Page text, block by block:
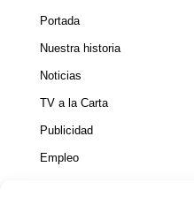
Portada
Nuestra historia
Noticias
TV a la Carta
Publicidad
Empleo